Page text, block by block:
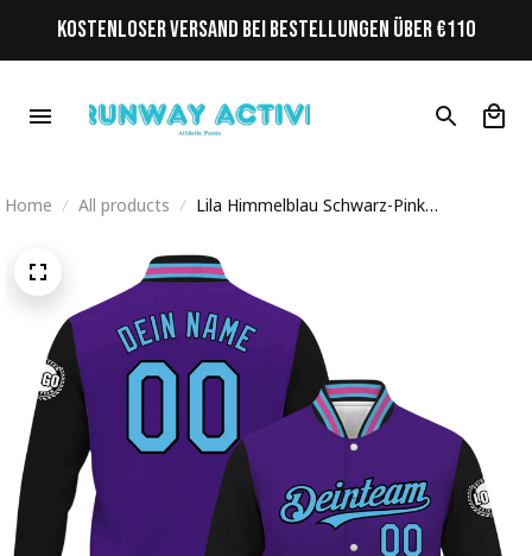
KOSTENLOSER VERSAND BEI BESTELLUNGEN ÜBER €110
Home All products
Lila Himmelblau Schwarz-Pink